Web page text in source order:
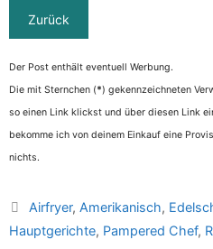
Der Post enthält eventuell Werbung.
Die mit Sternchen (*) gekennzeichneten
so einen Link klickst und über diesen Link
bekomme ich von deinem Einkauf eine
nichts.
Kategorien
Airfryer, Amerikanisch,
Hauptgerichte, Pampered Chef,